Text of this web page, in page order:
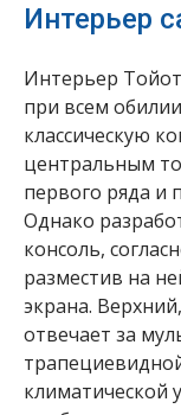
Интерьер
Интерьер
при всем
классическую
центральным
первого ряда и
Однако
консоль,
разместив на
экрана.
отвечает за
климатической